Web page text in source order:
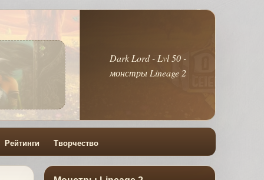
Dark Lord - Lvl 50 -
монстры Lineage 2
Рейтинги Творчество